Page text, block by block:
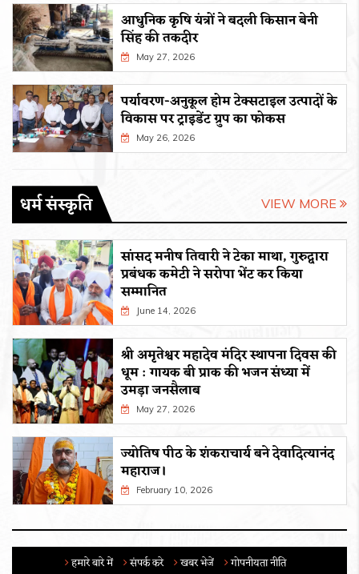
आधुनिक कृषि यंत्रों ने बदली किसान बेनी
सिंह की तकदीर
May 27, 2026
पर्यावरण-अनुकूल होम टेक्सटाइल उत्पादों के
विकास पर ट्राइडेंट ग्रुप का फोकस
May 26, 2026
धर्म संस्कृति VIEW MORE
सांसद मनीष तिवारी ने टेका माथा, गुरुद्वारा
प्रबंधक कमेटी ने सरोपा भेंट कर किया
सम्मानित
June 14, 2026
श्री अमृतेश्वर महादेव मंदिर स्थापना दिवस की
धूम : गायक बी प्राक की भजन संध्या में
उमड़ा जनसैलाब
May 27, 2026
ज्योतिष पीठ के शंकराचार्य बने देवादित्यानंद
महाराज।
February 10, 2026
हमारे बारे में संपर्क करे खबर भेजें गोपनीयता नीति